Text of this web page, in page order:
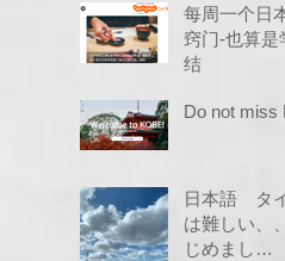
每周一个日
窍门-也算是
结
Do not miss
日本語 タ
は難しい、
じめまし